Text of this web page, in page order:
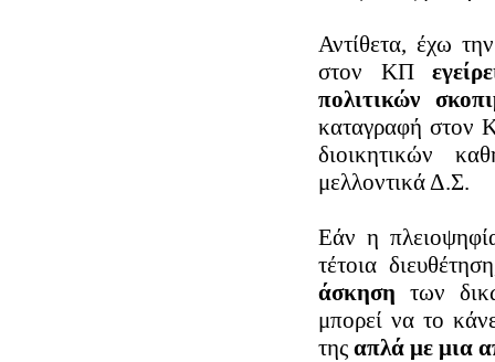
Αντίθετα, έχω
στον ΚΠ
πολιτικών
καταγραφή στον
διοικητικών
μελλοντικά Δ.Σ.
Εάν η
τέτοια
άσκηση των
μπορεί να το
της απλά με μια